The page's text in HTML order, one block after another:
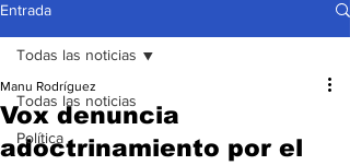
Entrada
Todas las noticias
Política
Todas las noticias
Vox denuncia
adoctrinamiento por el
Manu Rodríguez